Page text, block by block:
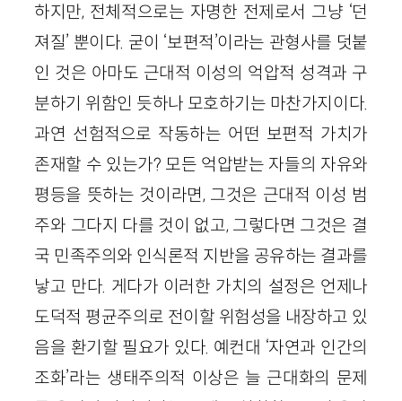
하지만, 전체적으로는 자명한 전제로서 그냥 ‘던
져질’ 뿐이다. 굳이 ‘보편적’이라는 관형사를 덧붙
인 것은 아마도 근대적 이성의 억압적 성격과 구
분하기 위함인 듯하나 모호하기는 마찬가지이다.
과연 선험적으로 작동하는 어떤 보편적 가치가
존재할 수 있는가? 모든 억압받는 자들의 자유와
평등을 뜻하는 것이라면, 그것은 근대적 이성 범
주와 그다지 다를 것이 없고, 그렇다면 그것은 결
국 민족주의와 인식론적 지반을 공유하는 결과를
낳고 만다. 게다가 이러한 가치의 설정은 언제나
도덕적 평균주의로 전이할 위험성을 내장하고 있
음을 환기할 필요가 있다. 예컨대 ‘자연과 인간의
조화’라는 생태주의적 이상은 늘 근대화의 문제